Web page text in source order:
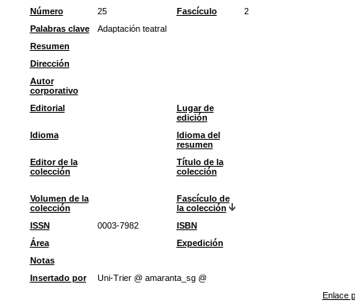
Número
25 Fascículo
2
Palabras clave
Adaptación teatral
Resumen
Dirección
Autor
corporativo
Editorial
Lugar de
edición
Idioma
Idioma del
resumen
Editor de la
colección
Título de la
colección
Volumen de la
colección
Fascículo de
la colección
ISSN
0003-7982
ISBN
Área
Expedición
Notas
Insertado por
Uni-Trier @ amaranta_sg @
Enlace